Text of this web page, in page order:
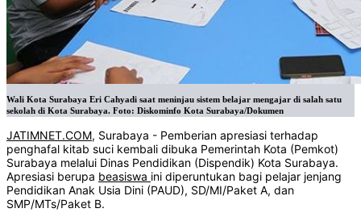
Wali Kota Surabaya Eri Cahyadi saat meninjau sistem belajar mengajar di salah satu
sekolah di Kota Surabaya. Foto: Diskominfo Kota Surabaya/Dokumen
JATIMNET.COM, Surabaya - Pemberian apresiasi terhadap
penghafal kitab suci kembali dibuka Pemerintah Kota (Pemkot)
Surabaya melalui Dinas Pendidikan (Dispendik) Kota Surabaya.
Apresiasi berupa beasiswa ini diperuntukan bagi pelajar jenjang
Pendidikan Anak Usia Dini (PAUD), SD/MI/Paket A, dan
SMP/MTs/Paket B.